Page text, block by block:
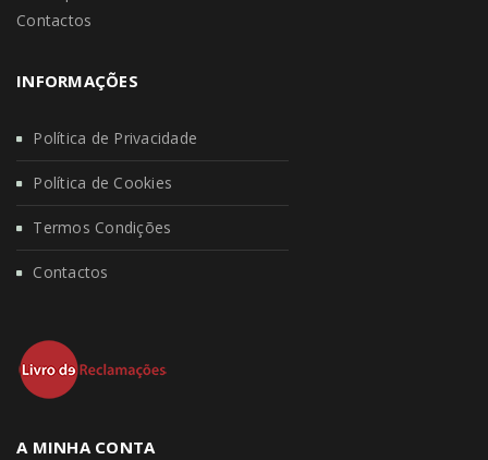
Contactos
INFORMAÇÕES
Política de Privacidade
Política de Cookies
Termos Condições
Contactos
A MINHA CONTA